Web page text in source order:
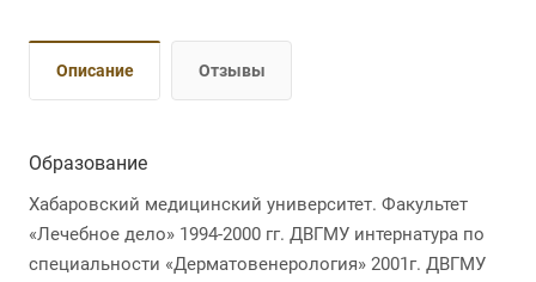
Описание Отзывы
Образование
Хабаровский медицинский университет. Факультет
«Лечебное дело» 1994-2000 гг. ДВГМУ интернатура по
специальности «Дерматовенерология» 2001г. ДВГМУ